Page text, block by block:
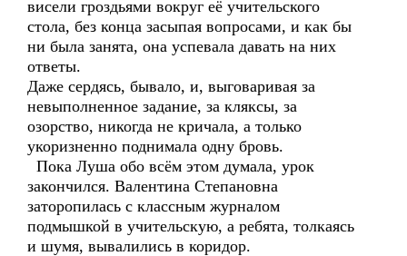
висели гроздьями вокруг её учительского
стола, без конца засыпая вопросами, и как бы
ни была занята, она успевала давать на них
ответы.
Даже сердясь, бывало, и, выговаривая за
невыполненное задание, за кляксы, за
озорство, никогда не кричала, а только
укоризненно поднимала одну бровь.
Пока Луша обо всём этом думала, урок
закончился. Валентина Степановна
заторопилась с классным журналом
подмышкой в учительскую, а ребята, толкаясь
и шумя, вывалились в коридор.